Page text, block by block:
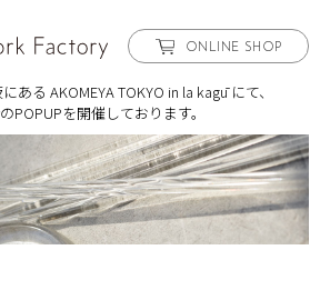
ONLINE SHOP
ある AKOMEYA TOKYO in la kagū にて、
POPUPを開催しております。